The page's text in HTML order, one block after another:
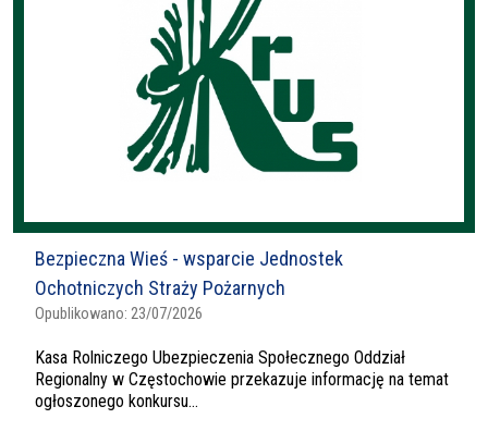
Bezpieczna Wieś - wsparcie Jednostek
Ochotniczych Straży Pożarnych
Opublikowano: 23/07/2026
Kasa Rolniczego Ubezpieczenia Społecznego Oddział
Regionalny w Częstochowie przekazuje informację na temat
ogłoszonego konkursu...